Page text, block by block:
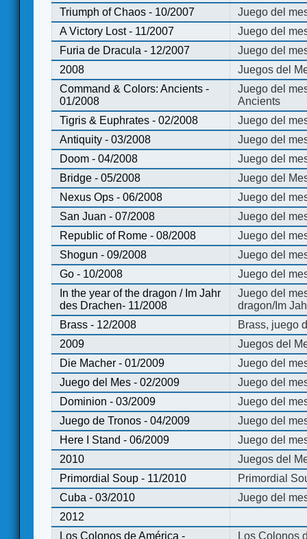
Triumph of Chaos - 10/2007
Juego del
A Victory Lost - 11/2007
Juego del
Furia de Dracula - 12/2007
Juego del
2008
Juegos del
Command & Colors: Ancients -
01/2008
Juego del
Ancients
Tigris & Euphrates - 02/2008
Juego del
Antiquity - 03/2008
Juego del
Doom - 04/2008
Juego del
Bridge - 05/2008
Juego del
Nexus Ops - 06/2008
Juego del
San Juan - 07/2008
Juego del
Republic of Rome - 08/2008
Juego del
Shogun - 09/2008
Juego del
Go - 10/2008
Juego del
In the year of the dragon / Im Jahr
des Drachen- 11/2008
Juego del
dragon/Im
Brass - 12/2008
Brass, juego
2009
Juegos del
Die Macher - 01/2009
Juego del
Juego del Mes - 02/2009
Juego del
Dominion - 03/2009
Juego del
Juego de Tronos - 04/2009
Juego del
Here I Stand - 06/2009
Juego del
2010
Juegos del
Primordial Soup - 11/2010
Primordial
Cuba - 03/2010
Juego del
2012
Los Colonos de América -
Los Colonos